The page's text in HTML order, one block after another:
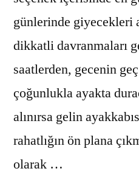
günlerinde giyecekleri
dikkatli davranmaları
saatlerden, gecenin
çoğunlukla ayakta
alınırsa gelin
rahatlığın ön plana
olarak …